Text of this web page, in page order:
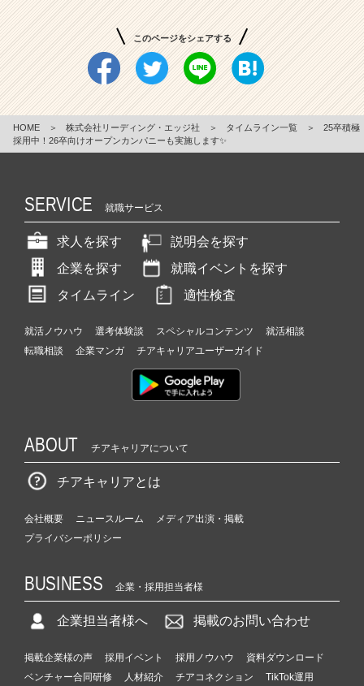
このページをシェアする
HOME ＞ 株式会社リーディング・エッジ社 ＞ タイムライン一覧 ＞
25卒積極
採用中！26卒向けオープンカンパニーも実施します✨
SERVICE 就職サービス
求人を探す
説明会を探す
企業を探す
就職イベントを探す
タイムライン
適性検査
就活ノウハウ 選考体験談 スペシャルコンテンツ
就活相談
転職相談
企業マンガ チアキャリアユーザーガイド
ABOUT チアキャリアについて
チアキャリアとは
会社概要 ニュースルーム
メディア出演・掲載
プライバシーポリシー
BUSINESS 企業・採用担当者様
企業担当者様へ 掲載のお問い合わせ
掲載企業様の声 採用イベント 採用ノウハウ
資料ダウンロード
ベンチャー合同研修
人材紹介 チアコネクション TikTok運用